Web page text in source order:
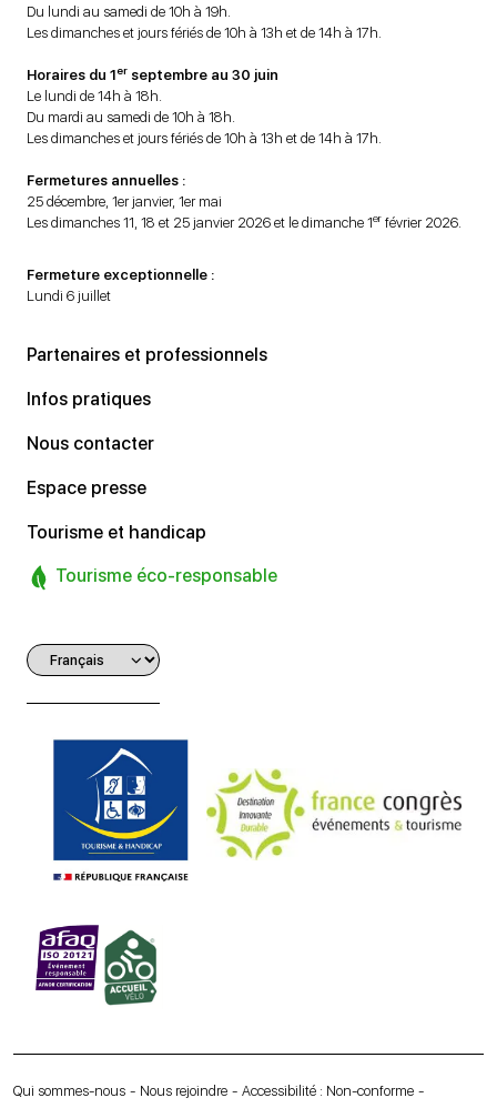
Du lundi au samedi de 10h à 19h.
Les dimanches et jours fériés de 10h à 13h et de 14h à 17h.
Horaires du 1er septembre au 30 juin
Le lundi de 14h à 18h.
Du mardi au samedi de 10h à 18h.
Les dimanches et jours fériés de 10h à 13h et de 14h à 17h.
Fermetures annuelles :
25 décembre, 1er janvier, 1er mai
Les dimanches 11, 18 et 25 janvier 2026 et le dimanche 1er février 2026.
Fermeture exceptionnelle :
Lundi 6 juillet
Partenaires et professionnels
Infos pratiques
Nous contacter
Espace presse
Tourisme et handicap
Tourisme éco-responsable
Qui sommes-nous Nous rejoindre Accessibilité : Non-conforme